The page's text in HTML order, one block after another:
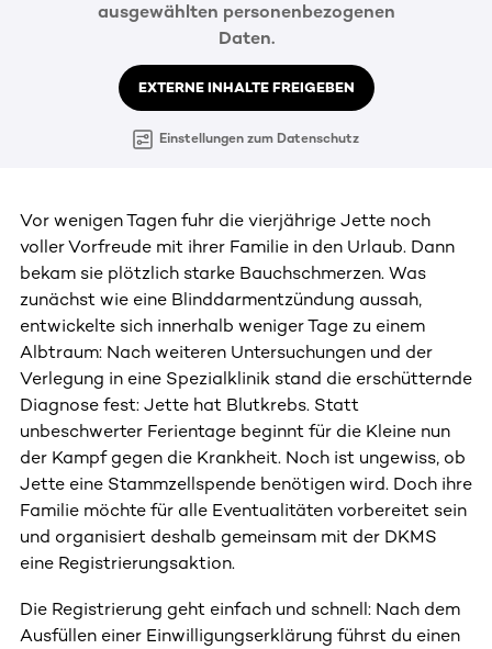
ausgewählten personenbezogenen
Daten.
EXTERNE INHALTE FREIGEBEN
Einstellungen zum Datenschutz
Vor wenigen Tagen fuhr die vierjährige Jette noch
voller Vorfreude mit ihrer Familie in den Urlaub. Dann
bekam sie plötzlich starke Bauchschmerzen. Was
zunächst wie eine Blinddarmentzündung aussah,
entwickelte sich innerhalb weniger Tage zu einem
Albtraum: Nach weiteren Untersuchungen und der
Verlegung in eine Spezialklinik stand die erschütternde
Diagnose fest: Jette hat Blutkrebs. Statt
unbeschwerter Ferientage beginnt für die Kleine nun
der Kampf gegen die Krankheit. Noch ist ungewiss, ob
Jette eine Stammzellspende benötigen wird. Doch ihre
Familie möchte für alle Eventualitäten vorbereitet sein
und organisiert deshalb gemeinsam mit der DKMS
eine Registrierungsaktion.
Die Registrierung geht einfach und schnell: Nach dem
Ausfüllen einer Einwilligungserklärung führst du einen